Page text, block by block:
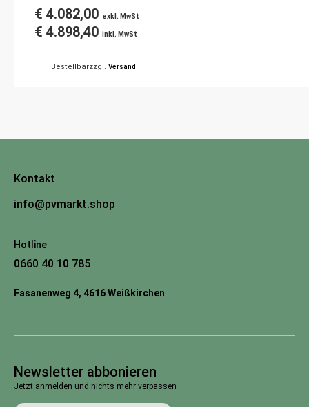
€ 4.082,00 exkl. MwSt
€ 4.898,40 inkl. MwSt
Bestellbarzzgl. Versand
Kontakt
info@pvmarkt.shop
Hotline
0660 40 10 785
Fasanenweg 4, 4616 Weißkirchen
Newsletter abbonieren
Jetzt anmelden und nichts mehr verpassen